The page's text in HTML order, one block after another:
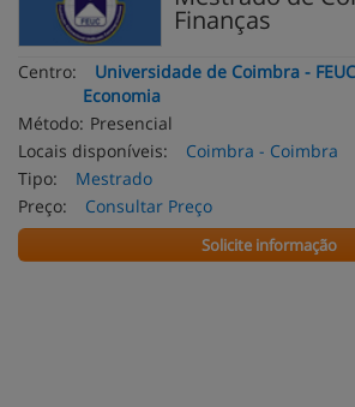
Finanças
Centro:
Universidade de Coimbra -
Economia
Método: Presencial
Locais disponíveis:
Coimbra - Coimbra
Tipo:
Mestrado
Preço:
Consultar Preço
Solicite informação